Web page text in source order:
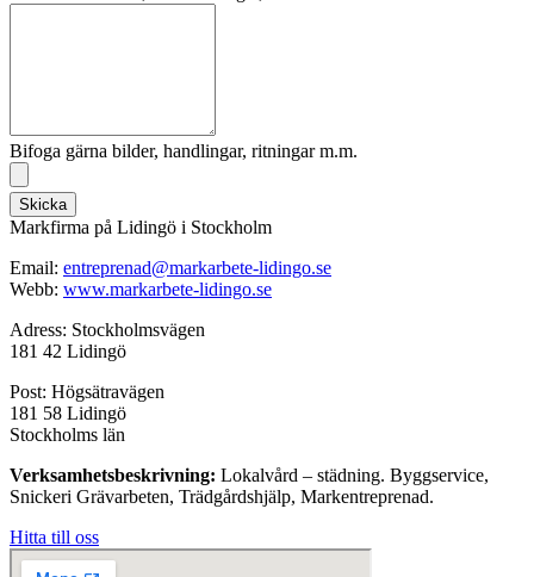
Bifoga gärna bilder, handlingar, ritningar m.m.
Skicka
Markfirma på Lidingö i Stockholm
Email: entreprenad@markarbete-lidingo.se
Webb: www.markarbete-lidingo.se
Adress: Stockholmsvägen
181 42 Lidingö
Post: Högsätravägen
181 58 Lidingö
Stockholms län
Verksamhetsbeskrivning: Lokalvård – städning. Byggservice,
Snickeri Grävarbeten, Trädgårdshjälp, Markentreprenad.
Hitta till oss